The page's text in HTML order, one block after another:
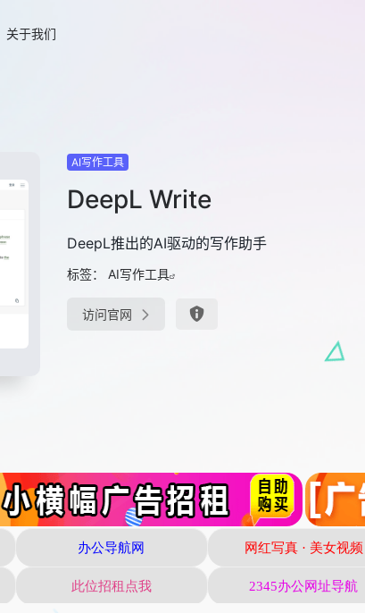
关于我们
AI写作工具
DeepL Write
DeepL推出的AI驱动的写作助手
标签： AI写作工具
访问官网